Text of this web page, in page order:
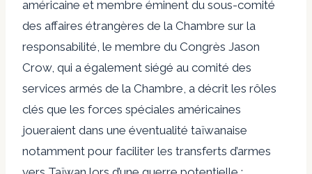
américaine et membre éminent du sous-comité
des affaires étrangères de la Chambre sur la
responsabilité, le membre du Congrès Jason
Crow, qui a également siégé au comité des
services armés de la Chambre, a décrit les rôles
clés que les forces spéciales américaines
joueraient dans une éventualité taïwanaise
notamment pour faciliter les transferts d’armes